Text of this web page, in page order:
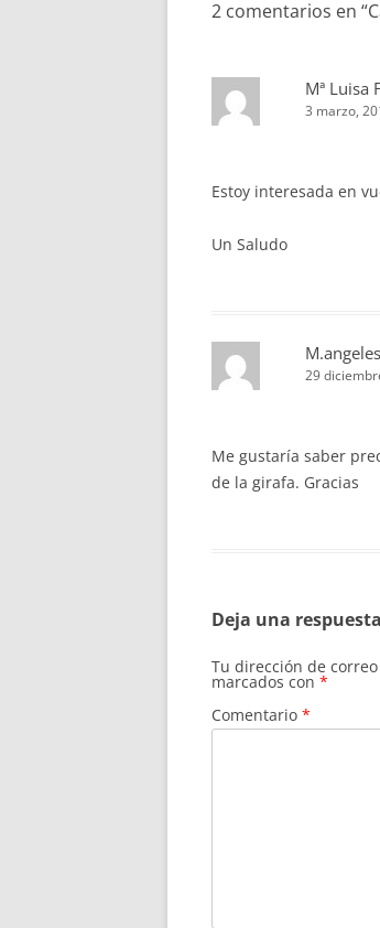
2 comentarios en “
Mª Luisa
3 marzo,
Estoy interesada en
Un Saludo
M.angeles
29
Me gustaría saber
de la girafa. Gracias
Deja una respuesta
Tu dirección de
marcados con *
Comentario *